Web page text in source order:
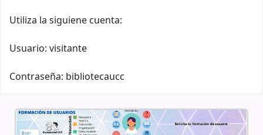
Utiliza la siguiene cuenta:
Usuario: visitante
Contraseña: bibliotecaucc